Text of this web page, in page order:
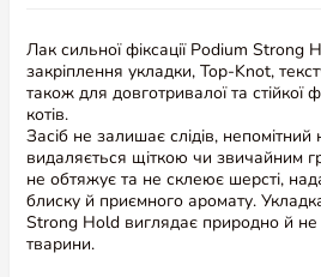
Лак сильної фіксації Podium Strong
закріплення укладки, Top-Knot,
також для довготривалої та стійкої
котів.
Засіб не залишає слідів, непомітний
видаляється щіткою чи звичайним
не обтяжує та не склеює шерсті,
блиску й приємного аромату.
Strong Hold виглядає природно й не
тварини.